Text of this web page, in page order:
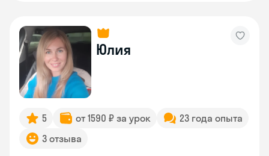
Юлия
5 от 1590 ₽ за урок
23 года опыта
3 отзыва